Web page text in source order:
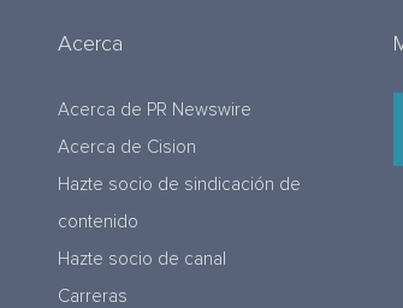
Acerca
Acerca de PR Newswire
Acerca de Cision
Hazte socio de sindicación de
contenido
Hazte socio de canal
Carreras